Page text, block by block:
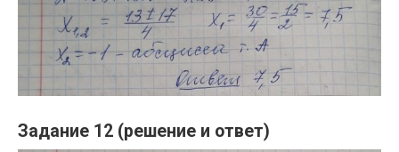
Задание 12 (решение и ответ)